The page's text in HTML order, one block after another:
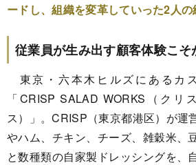
ードし、組織を変革していった2人の
従業員が生み出す顧客体験こ
東京・六本木ヒルズにあるカ
「CRISP SALAD WORKS（ク
ス）」。CRISP（東京都港区）が運
やハム、チキン、チーズ、雑穀米、
と数種類の自家製ドレッシングを、